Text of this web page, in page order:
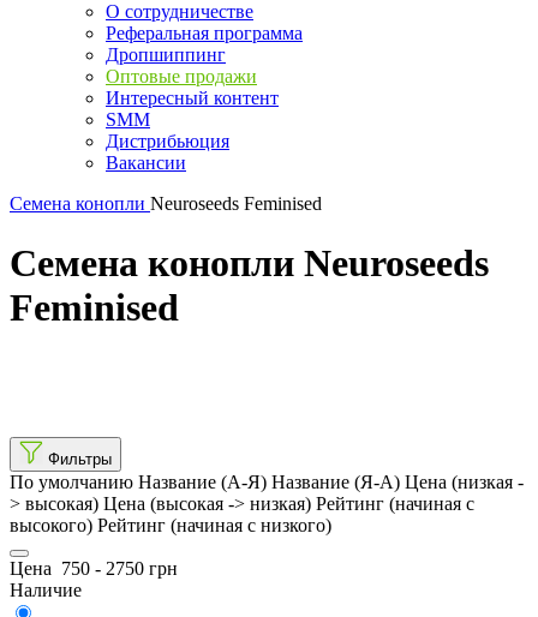
О сотрудничестве
Реферальная программа
Дропшиппинг
Оптовые продажи
Интересный контент
SMM
Дистрибьюция
Вакансии
Семена конопли Neuroseeds Feminised
Семена конопли Neuroseeds
Feminised
Фильтры
По умолчанию Название (А-Я) Название (Я-А) Цена (низкая -
> высокая) Цена (высокая -> низкая) Рейтинг (начиная с
высокого) Рейтинг (начиная с низкого)
Цена 750 - 2750 грн
Наличие